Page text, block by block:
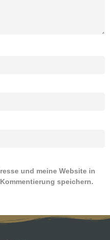
und meine Website in
speichern.